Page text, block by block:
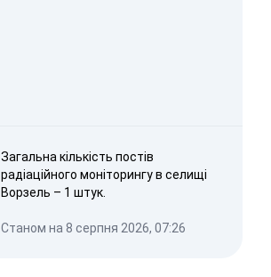
Загальна кількість постів
радіаційного моніторингу в селищі
Ворзель – 1 штук.
Станом на 8 серпня 2026, 07:26